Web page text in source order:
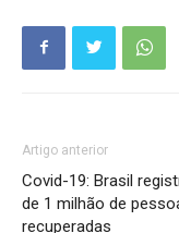
Artigo anterior
Covid-19: Brasil
de 1 milhão de
recuperadas